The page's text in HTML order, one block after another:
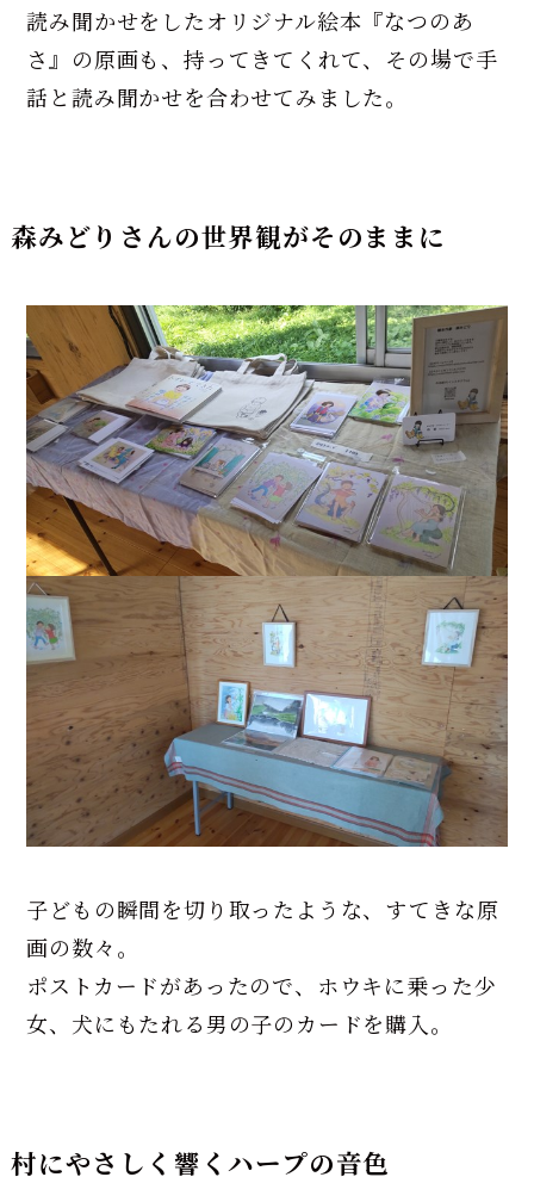
読み聞かせをしたオリジナル絵本『なつのあ
さ』の原画も、持ってきてくれて、その場で手
話と読み聞かせを合わせてみました。
森みどりさんの世界観がそのままに
子どもの瞬間を切り取ったような、すてきな原
画の数々。
ポストカードがあったので、ホウキに乗った少
女、犬にもたれる男の子のカードを購入。
村にやさしく響くハープの音色